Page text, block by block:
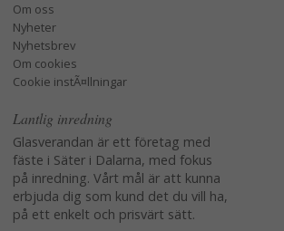
Om oss
Nyheter
Nyhetsbrev
Om cookies
Cookie instÃ¤llningar
Lantlig inredning
Glasverandan är ett företag med
fäste i Säter i Dalarna, med fokus
på inredning. Vårt mål är att kunna
erbjuda dig som kund det du vill ha,
på ett enkelt och prisvärt sätt.